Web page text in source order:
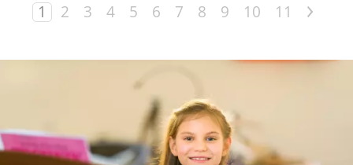
1 2 3 4 5 6 7 8 9 10 11 >